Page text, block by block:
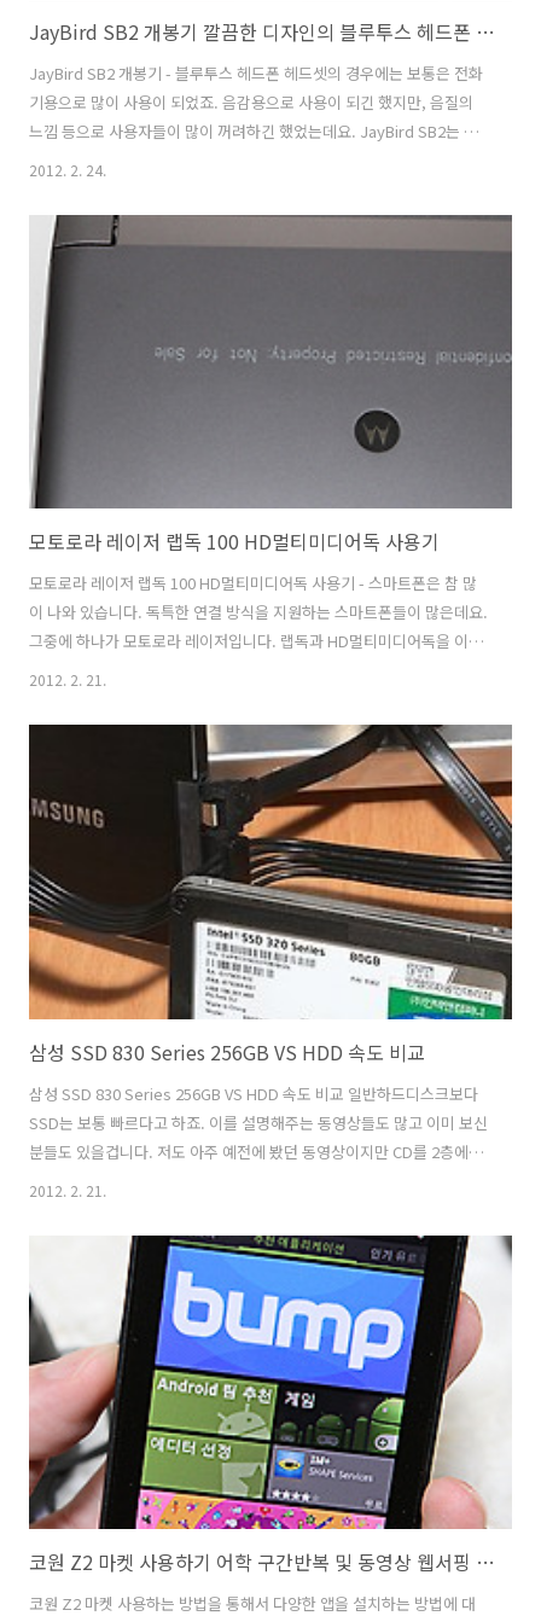
JayBird SB2 개봉기 깔끔한 디자인의 블루투스 헤드폰 헤드셋
JayBird SB2 개봉기 - 블루투스 헤드폰 헤드셋의 경우에는 보통은 전화
기용으로 많이 사용이 되었죠. 음감용으로 사용이 되긴 했지만, 음질의
느낌 등으로 사용자들이 많이 꺼려하긴 했었는데요. JayBird SB2는 블
루투스를 사용했음에도 음악 감상용으로 쓰기 충분하게 만들어졌습니
니다. JayBird는 무선이 주는 편리함을 스포츠와 피트니스 환경에 최적
화하여 미국 내 많은 운동선수들이 애용하는 브랜드 입니다. JayBird
SB2 개봉 후 아이폰4S와 페이링 후 음악을 들어 봤는데 음악이 꽤 괜찮
게 들리는군요. 그냥 단순한 스트레오 블루투스 해드셋과는 좀 차이가 있
었습니다. 끊어지는 느낌도 없었구요. 물론 좀 더 테스트를 해 봐야..
2012. 2. 24.
모토로라 레이저 랩독 100 HD멀티미디어독 사용기
모토로라 레이저 랩독 100 HD멀티미디어독 사용기 - 스마트폰은 참 많
이 나와 있습니다. 독특한 연결 방식을 지원하는 스마트폰들이 많은데요.
그중에 하나가 모토로라 레이저입니다. 랩독과 HD멀티미디어독을 이용
하여 HDTV에 연결해서 데스크탑처럼 쓰거나 또는 노트북처럼 쓸 수 있
저로 할 수 있는 웹서핑이나 전화, 음악듣기, 사진보기, 동영상 보기 등이
가능하죠. 스마트폰의 화면은 작고 고속타이핑도 힘이 듭니다. 이것을 확
장하는 개념으로 연결하는것이 독 이지요. 물론 꼭 랩독과 HD멀티미디
어독을 써야하는것은 아니지만, 사용이 되면 편리한 점 들이 있습니다.
집에 들어와서 컴퓨터를 꼭 켜지 않더라도 DLNA에 연결된 동영상이나
음악을 가져..
2012. 2. 21.
삼성 SSD 830 Series 256GB VS HDD 속도 비교
삼성 SSD 830 Series 256GB VS HDD 속도 비교 일반하드디스크보다
SSD는 보통 빠르다고 하죠. 이를 설명해주는 동영상들도 많고 이미 보신
분들도 있을겁니다. 저도 아주 예전에 봤던 동영상이지만 CD를 2층에서
1층으로 집어던지는 속도와 파일복사속도와 비슷하다는 동영상을 본것
테스트한것이긴 하지만, 지금은 SSD가 단일로 작업해도 속도가 많이 좋
아졌습니다. 예전에 문제가 있었던 프리징 현상등은 지금은 컨트롤러가
좋아져서 거의 사라졌지요. 수명에 대한 부분은 공정이 올라가면서 쓰기
횟수가 조금씩 더 줄어들어서 걱정하는 분들도 있지만 보통 A/S 기간이
3-5년으로 제공하고 있고 여유공간만 어느정도 확보한 상태에서 ..
2012. 2. 21.
코원 Z2 마켓 사용하기 어학 구간반복 및 동영상 웹서핑 속도
코원 Z2 마켓 사용하는 방법을 통해서 다양한 앱을 설치하는 방법에 대